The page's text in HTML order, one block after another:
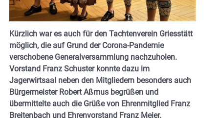
Kürzlich war es auch für den Tachtenverein Griesstätt
möglich, die auf Grund der Corona-Pandemie
verschobene Generalversammlung nachzuholen.
Vorstand Franz Schuster konnte dazu im
Jagerwirtsaal neben den Mitgliedern besonders auch
Bürgermeister Robert Aßmus begrüßen und
übermittelte auch die Grüße von Ehrenmitglied Franz
Breitenbach und Ehrenvorstand Franz Meier.